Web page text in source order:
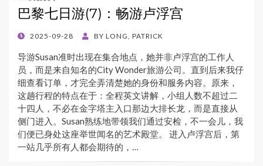
巴黎七日游(7)：畅游卢浮宫
POSTED
2025-09-28 BY LONG, PATRICK
导游Susan准时出现在集合地点，她并非卢浮宫的工作人
员，而是来自知名的City Wonder旅游公司。直到后来我仔
细查看订单，才完全弄清楚她的身份和服务内容。原来，
这趟行程的特点在于：全程英文讲解，小组人数不超过二
十四人，不必在金字塔主入口那边大排长龙，而是直接从
侧门进入。Susan熟练地带领我们通过安检，不一会儿，我
们便已身处这座举世闻名的艺术殿堂。 进入卢浮宫后，第
一站几乎所有人都会期待的，…